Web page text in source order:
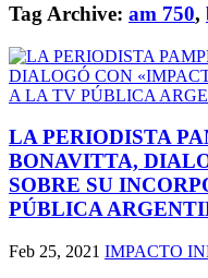
Tag Archive: am 750,
LA PERIODISTA
BONAVITTA,
SOBRE SU
PÚBLICA
Feb 25, 2021 IMPACTO